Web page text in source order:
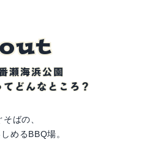
ut
瀬海浜公園
どんなところ？
ばの、
めるBBQ場。